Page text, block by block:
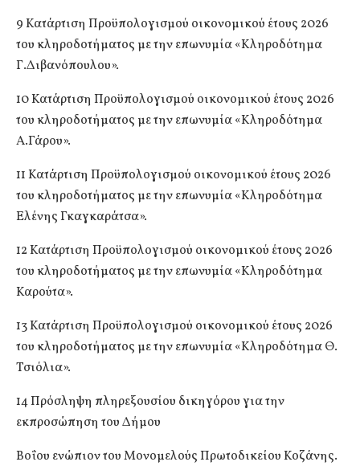
9 Κατάρτιση Προϋπολογισμού οικονομικού έτους 2026
του κληροδοτήματος με την επωνυμία «Κληροδότημα
Γ.Διβανόπουλου».
10 Κατάρτιση Προϋπολογισμού οικονομικού έτους 2026
του κληροδοτήματος με την επωνυμία «Κληροδότημα
Α.Γάρου».
11 Κατάρτιση Προϋπολογισμού οικονομικού έτους 2026
του κληροδοτήματος με την επωνυμία «Κληροδότημα
Ελένης Γκαγκαράτσα».
12 Κατάρτιση Προϋπολογισμού οικονομικού έτους 2026
του κληροδοτήματος με την επωνυμία «Κληροδότημα
Καρούτα».
13 Κατάρτιση Προϋπολογισμού οικονομικού έτους 2026
του κληροδοτήματος με την επωνυμία «Κληροδότημα Θ.
Τσιόλια».
14 Πρόσληψη πληρεξουσίου δικηγόρου για την
εκπροσώπηση του Δήμου
Βοΐου ενώπιον του Μονομελούς Πρωτοδικείου Κοζάνης.